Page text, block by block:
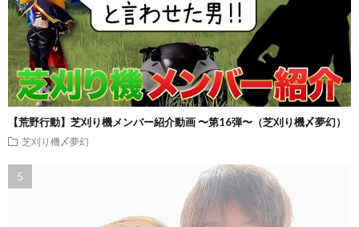
【荒野行動】芝刈り機メンバー紹介動画 〜第16弾〜（芝刈り機〆夢幻）
芝刈り機〆夢幻